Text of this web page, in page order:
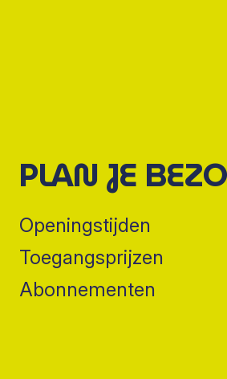
PLAN JE
Openingstijden
Toegangsprijzen
Abonnementen